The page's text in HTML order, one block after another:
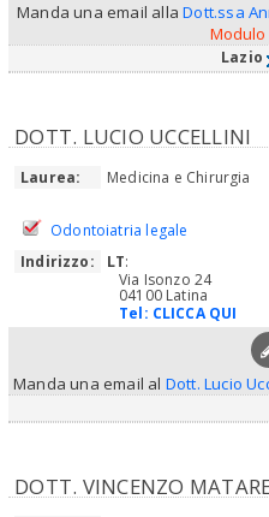
Manda una email allaDott.ssa
Lazio
DOTT. LUCIO UCCELLINI
Laurea: Medicina e Chirurgia
Odontoiatria legale
Indirizzo:
LT:
Via Isonzo 24
04100 Latina
Tel: CLICCA QUI
Manda una email al Dott. Lucio
DOTT. VINCENZO